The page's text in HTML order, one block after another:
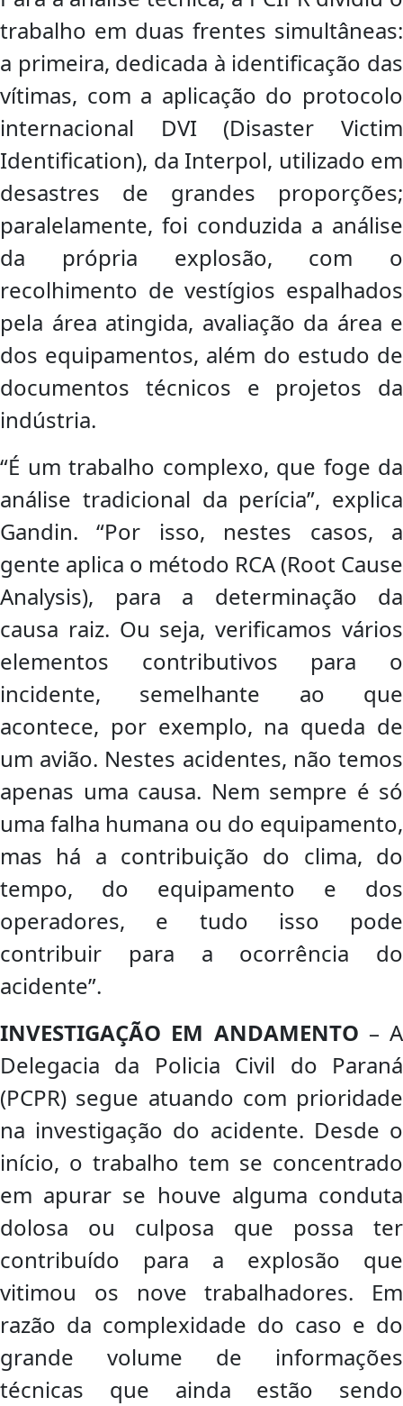
trabalho em duas frentes simultâneas:
a primeira, dedicada à identificação das
vítimas, com a aplicação do protocolo
internacional DVI (Disaster Victim
Identification), da Interpol, utilizado em
desastres de grandes proporções;
paralelamente, foi conduzida a análise
da própria explosão, com o
recolhimento de vestígios espalhados
pela área atingida, avaliação da área e
dos equipamentos, além do estudo de
documentos técnicos e projetos da
indústria.
“É um trabalho complexo, que foge da
análise tradicional da perícia”, explica
Gandin. “Por isso, nestes casos, a
gente aplica o método RCA (Root Cause
Analysis), para a determinação da
causa raiz. Ou seja, verificamos vários
elementos contributivos para o
incidente, semelhante ao que
acontece, por exemplo, na queda de
um avião. Nestes acidentes, não temos
apenas uma causa. Nem sempre é só
uma falha humana ou do equipamento,
mas há a contribuição do clima, do
tempo, do equipamento e dos
operadores, e tudo isso pode
contribuir para a ocorrência do
acidente”.
INVESTIGAÇÃO EM ANDAMENTO – A
Delegacia da Policia Civil do Paraná
(PCPR) segue atuando com prioridade
na investigação do acidente. Desde o
início, o trabalho tem se concentrado
em apurar se houve alguma conduta
dolosa ou culposa que possa ter
contribuído para a explosão que
vitimou os nove trabalhadores. Em
razão da complexidade do caso e do
grande volume de informações
técnicas que ainda estão sendo